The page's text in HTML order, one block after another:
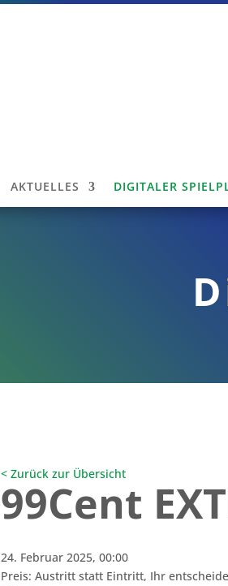
AKTUELLES DIGITALER
< Zurück zur Übersicht
99Cent
24. Februar 2025, 00:00
Preis: Austritt statt Eintritt, Ihr